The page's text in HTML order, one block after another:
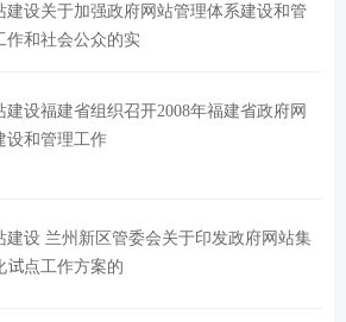
建设关于加强政府网站管理体系建设和管
作和社会公众的实
建设福建省组织召开2008年福建省政府网
设和管理工作
建设 兰州新区管委会关于印发政府网站集
试点工作方案的